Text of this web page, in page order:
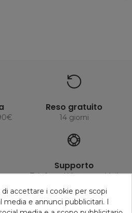
Reso gratuito
14 giorni
Supporto
Telefono, Whatsapp, Mail
accettare i cookie per scopi
media e annunci pubblicitari. I